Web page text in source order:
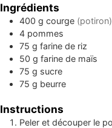
Ingrédients
400 g courge (potiron)
4 pommes
75 g farine de riz
50 g farine de maïs
75 g sucre
75 g beurre
Instructions
Peler et découper le